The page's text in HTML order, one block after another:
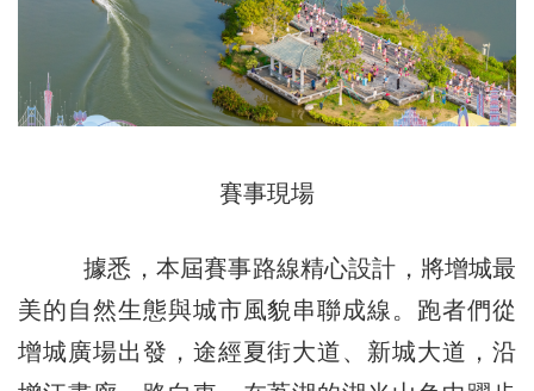
賽事現場
據悉，本屆賽事路線精心設計，將增城最
美的自然生態與城市風貌串聯成線。跑者們從
增城廣場出發，途經夏街大道、新城大道，沿